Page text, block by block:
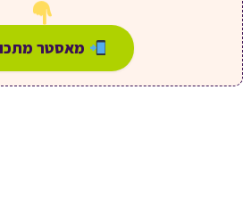
מאסטר